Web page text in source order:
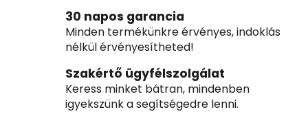
30 napos garancia
Minden termékünkre érvényes, indoklás
nélkül érvényesítheted!
Szakértő ügyfélszolgálat
Keress minket bátran, mindenben
igyekszünk a segítségedre lenni.